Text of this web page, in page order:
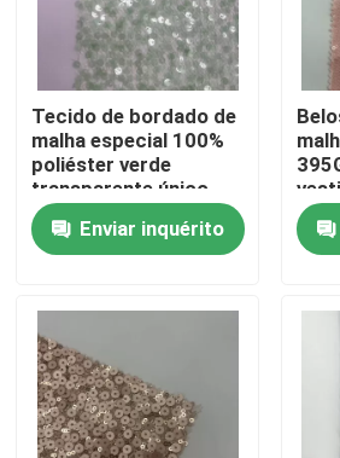
Visita à fábrica
Controle de qualidade
Contacte-nos
Terry Fabric francês
Tela viscosa de linho
Tecido de bordado de
malha especial 100%
poliéster verde
transparente único
para mulheres
vestidos de festa
Enviar inquérito